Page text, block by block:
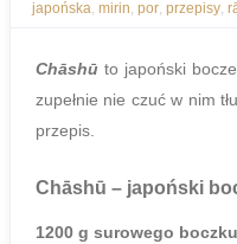
japońska, mirin, por, przepisy,
Chāshū to japoński
zupełnie nie czuć w nim
przepis.
Chāshū – japoński
1200 g surowego boczku